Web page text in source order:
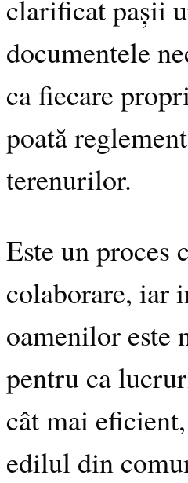
clarificat pașii
documentele
ca fiecare
poată
terenurilor.
Este un proces
colaborare, iar
oamenilor este
pentru ca
cât mai
edilul din